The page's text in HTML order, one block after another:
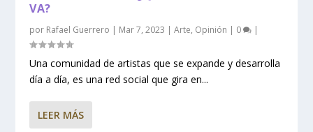
VA?
por Rafael Guerrero | Mar 7, 2023 |Arte, Opinión | 0 |
Una comunidad de artistas que se expande y desarrolla
día a día, es una red social que gira en...
LEER MÁS